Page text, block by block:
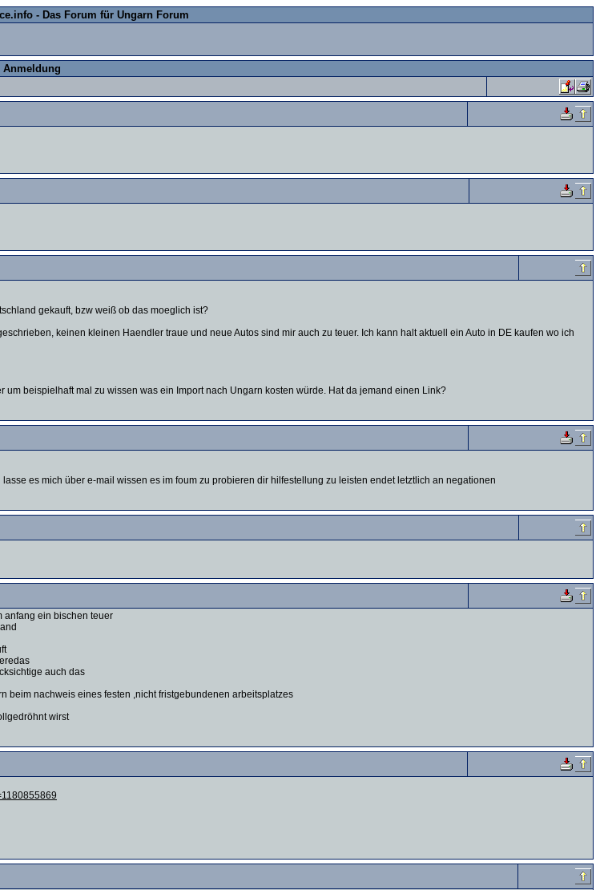
- Das Forum für Ungarn Forum
gekauft, bzw weiß ob das moeglich ist?
keinen kleinen Haendler traue und neue Autos sind mir auch zu teuer. Ich kann halt aktuell ein Auto in DE kaufen wo ich
beispielhaft mal zu wissen was ein Import nach Ungarn kosten würde. Hat da jemand einen Link?
es mich über e-mail wissen es im foum zu probieren dir hilfestellung zu leisten endet letztlich an negationen
anfang ein bischen teuer
auch das
beim nachweis eines festen ,nicht fristgebundenen arbeitsplatzes
wirst